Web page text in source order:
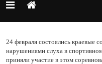
24 февраля состоялись краевые
нарушениями слуха в
приняли участие в этом